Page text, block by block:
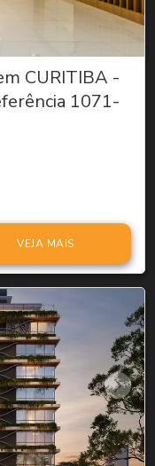
CURITIBA -
1071-
VEJA MAIS